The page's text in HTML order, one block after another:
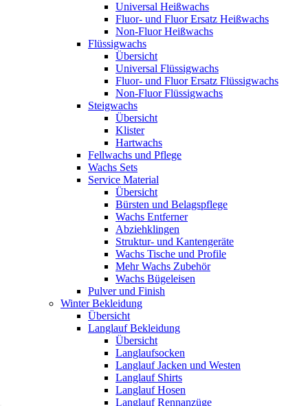
Universal Heißwachs
Fluor- und Fluor Ersatz Heißwachs
Non-Fluor Heißwachs
Flüssigwachs
Übersicht
Universal Flüssigwachs
Fluor- und Fluor Ersatz Flüssigwachs
Non-Fluor Flüssigwachs
Steigwachs
Übersicht
Klister
Hartwachs
Fellwachs und Pflege
Wachs Sets
Service Material
Übersicht
Bürsten und Belagspflege
Wachs Entferner
Abziehklingen
Struktur- und Kantengeräte
Wachs Tische und Profile
Mehr Wachs Zubehör
Wachs Bügeleisen
Pulver und Finish
Winter Bekleidung
Übersicht
Langlauf Bekleidung
Übersicht
Langlaufsocken
Langlauf Jacken und Westen
Langlauf Shirts
Langlauf Hosen
Langlauf Rennanzüge